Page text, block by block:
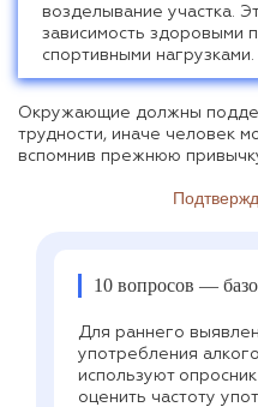
возделывание участка.
зависимость здоровыми
спортивными нагрузками.
Окружающие должны
трудности, иначе человек
вспомнив прежнюю
10 вопросов —
Для раннего
употребления
используют
оценить частоту